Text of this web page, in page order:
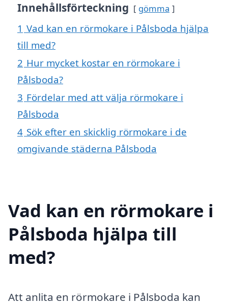
Innehållsförteckning gömma
1 Vad kan en rörmokare i Pålsboda hjälpa
till med?
2 Hur mycket kostar en rörmokare i
Pålsboda?
3 Fördelar med att välja rörmokare i
Pålsboda
4 Sök efter en skicklig rörmokare i de
omgivande städerna Pålsboda
Vad kan en rörmokare i
Pålsboda hjälpa till
med?
Att anlita en rörmokare i Pålsboda kan